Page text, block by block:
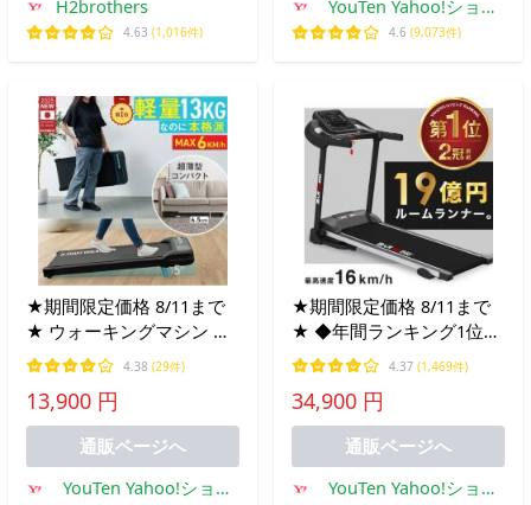
H2brothers
4.63 (1,016件)
YouTen Yahoo!ショッ
ピング店
4.6 (9,073件)
★期間限定価格 8/11まで
★ ウォーキングマシン ル
ームランナー MAX6km/h
ブラック ホワイト ランニ
ングマシン トレッドミル
家庭用 ハンドル無し
4.38 (29件)
13,900 円
通販ページへ
YouTen Yahoo!ショッ
★期間限定価格 8/11まで
★ ◆年間ランキング1位◆
ルームランナー
MAX16km/h 電動ルームラ
ンナー ランニングマシン
ウォーキングマシン トレ
ッドミル
4.37 (1,469件)
34,900 円
通販ページへ
YouTen Yahoo!ショッ